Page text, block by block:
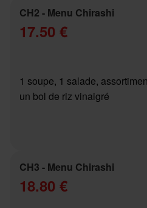
CH2 - Menu Chirashi
17.50 €
1 soupe, 1 salade,
un bol de riz vinaigré
CH3 - Menu Chirashi
18.80 €